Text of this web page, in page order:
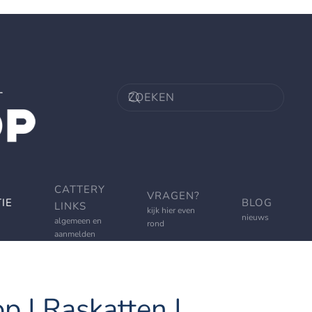
CATTERY
LINKS
algemeen en
aanmelden
VRAGEN?
kijk hier even
rond
BLOG
nieuws